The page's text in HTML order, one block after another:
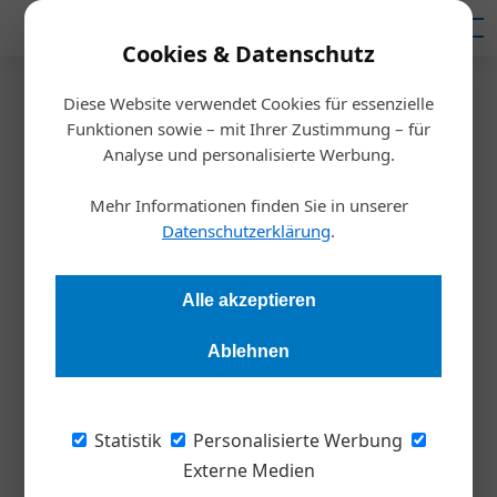
Cookies & Datenschutz
Diese Website verwendet Cookies für essenzielle
Funktionen sowie – mit Ihrer Zustimmung – für
Analyse und personalisierte Werbung.
Mehr Informationen finden Sie in unserer
Datenschutzerklärung.
Alle akzeptieren
Ablehnen
Statistik
Personalisierte Werbung
Externe Medien
Startseite/Meldungen
Lieferkettenregulierung
Omnibus-Paket zur EU-
Lieferkettenrichtlinie zu
bürokratisch
Lieferkettenrichtlinie (Corporate Sustainability Due Diligence
Directive, CSDDD) durch das Omnibus-Paket. Die